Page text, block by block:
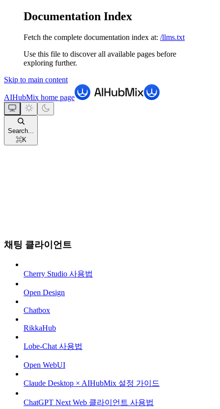
Documentation Index
Fetch the complete documentation index at: /llms.txt
Use this file to discover all available pages before
exploring further.
Skip to main content
AIHubMix home page
Search...
⌘K
채팅 클라이언트
Cherry Studio 사용법
Open Design
Chatbox
RikkaHub
Lobe-Chat 사용법
Open WebUI
Claude Desktop × AIHubMix 설정 가이드
ChatGPT Next Web 클라이언트 사용법